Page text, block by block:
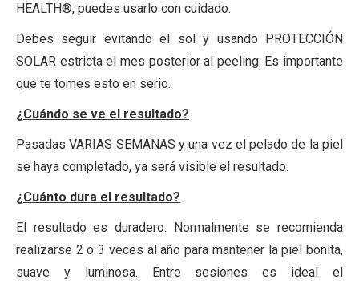
HEALTH®, puedes usarlo con cuidado.
Debes seguir evitando el sol y usando PROTECCIÓN
SOLAR estricta el mes posterior al peeling. Es importante
que te tomes esto en serio.
¿Cuándo se ve el resultado?
Pasadas VARIAS SEMANAS y una vez el pelado de la piel
se haya completado, ya será visible el resultado.
¿Cuánto dura el resultado?
El resultado es duradero. Normalmente se recomienda
realizarse 2 o 3 veces al año para mantener la piel bonita,
suave y luminosa. Entre sesiones es ideal el